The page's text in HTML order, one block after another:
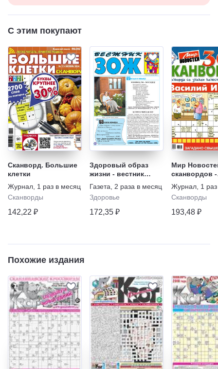
С этим покупают
Сканворд. Большие
клетки
Журнал 1 раз в месяц
Сканворды
142,22 ₽
Здоровый образ
жизни - вестник
"ЗОЖ"
Газета
2 раза в месяц
Здоровье
172,35 ₽
Мир
сканвордов -
Василий
Журнал 1
Сканворды
193,48 ₽
Похожие издания